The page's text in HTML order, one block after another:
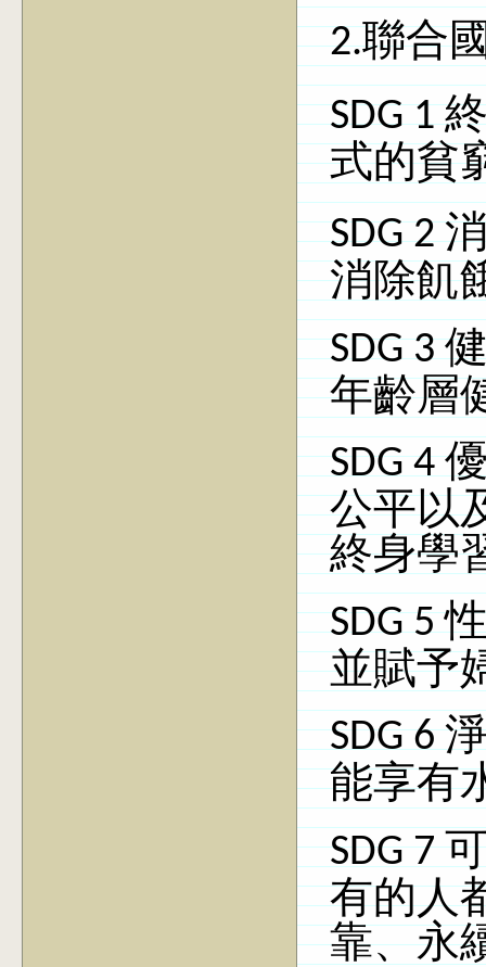
2.聯合
SDG 1
式的貧
SDG 2
消除飢
SDG 3
年齡層
SDG 4
公平以
終身學
SDG 5
並賦予
SDG 6
能享有
SDG 7
有的人
靠、永